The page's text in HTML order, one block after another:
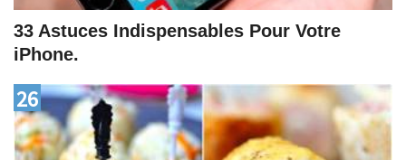
33 Astuces Indispensables Pour Votre
iPhone.
26